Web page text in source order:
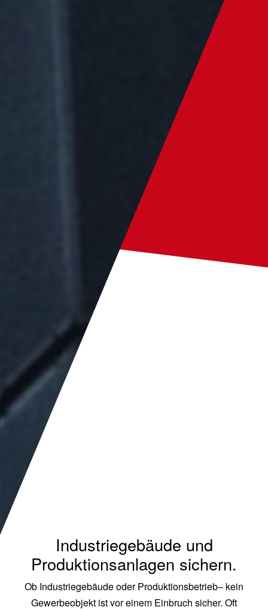
Industriegebäude und
Produktionsanlagen sichern.
Ob Industriegebäude oder Produktionsbetrieb– kein
Gewerbeobjekt ist vor einem Einbruch sicher. Oft